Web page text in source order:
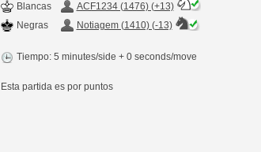
Blancas
ACF1234 (1476) (+13)
Negras
Notiagem (1410) (-13)
Tiempo: 5 minutes/side + 0 seconds/move
Esta partida es por puntos